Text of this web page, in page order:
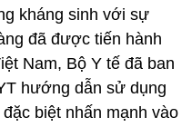
kháng sinh với sự
đã được tiến hành
Nam, Bộ Y tế đã ban
hướng dẫn sử dụng
biệt nhấn mạnh vào